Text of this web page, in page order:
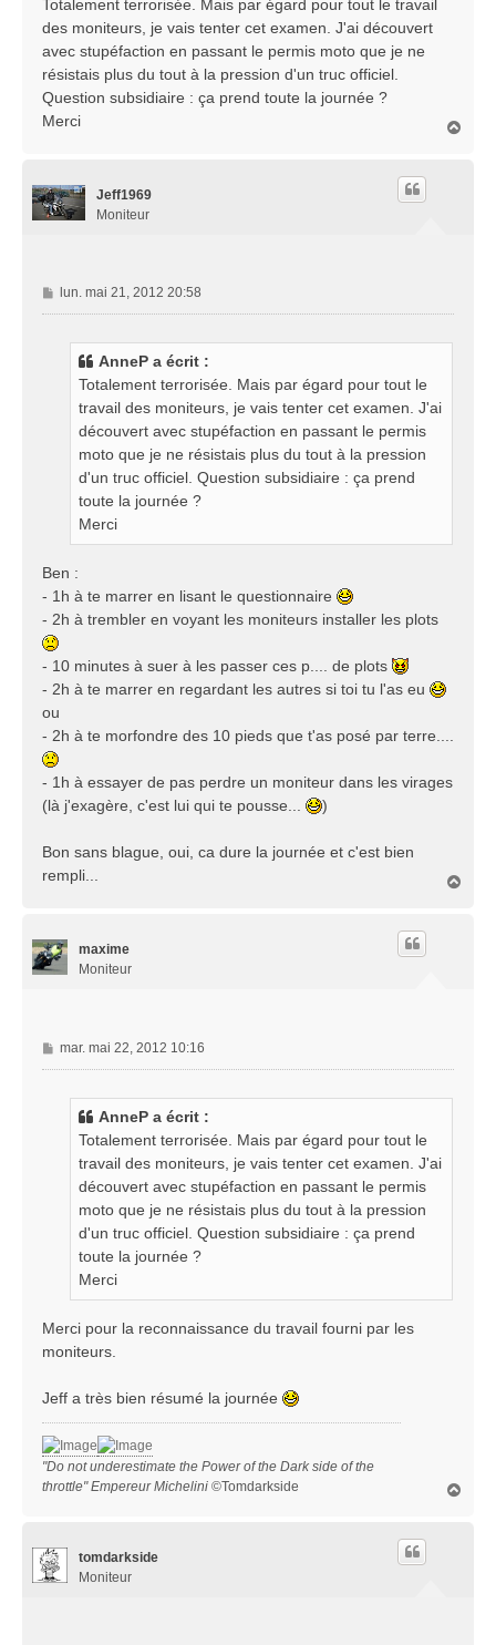
a
g
e
Totalement terrorisée. Mais par égard pour tout le travail
des moniteurs, je vais tenter cet examen. J'ai découvert
avec stupéfaction en passant le permis moto que je ne
résistais plus du tout à la pression d'un truc officiel.
Question subsidiaire : ça prend toute la journée ?
Merci
Jeff1969
Moniteur
M
e
lun. mai 21, 2012 20:58
AnneP a écrit :
Totalement terrorisée. Mais par égard pour tout le
travail des moniteurs, je vais tenter cet examen. J'ai
découvert avec stupéfaction en passant le permis
moto que je ne résistais plus du tout à la pression
d'un truc officiel. Question subsidiaire : ça prend
toute la journée ?
Merci
Ben :
- 1h à te marrer en lisant le questionnaire
- 2h à trembler en voyant les moniteurs installer les plots
- 10 minutes à suer à les passer ces p.... de plots
- 2h à te marrer en regardant les autres si toi tu l'as eu
ou
- 2h à te morfondre des 10 pieds que t'as posé par terre....
- 1h à essayer de pas perdre un moniteur dans les virages
(là j'exagère, c'est lui qui te pousse...
)
Bon sans blague, oui, ca dure la journée et c'est bien
rempli...
maxime
Moniteur
M
e
mar. mai 22, 2012 10:16
AnneP a écrit :
Totalement terrorisée. Mais par égard pour tout le
travail des moniteurs, je vais tenter cet examen. J'ai
découvert avec stupéfaction en passant le permis
moto que je ne résistais plus du tout à la pression
d'un truc officiel. Question subsidiaire : ça prend
toute la journée ?
Merci
Merci pour la reconnaissance du travail fourni par les
moniteurs.
Jeff a très bien résumé la journée
"Do not underestimate the Power of the Dark side of the
throttle" Empereur Michelini ©Tomdarkside
tomdarkside
Moniteur